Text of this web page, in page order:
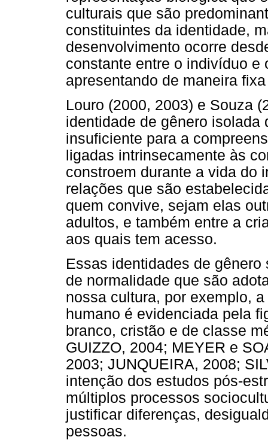
culturais que são
constituintes da identidade,
desenvolvimento ocorre
constante entre o indivíduo e
apresentando de maneira
Louro (2000, 2003) e Souza
identidade de gênero
insuficiente para a
ligadas intrinsecamente às
constroem durante a vida do
relações que são
quem convive, sejam elas
adultos, e também entre a
aos quais tem acesso.
Essas identidades de
de normalidade que são
nossa cultura, por exemplo,
humano é evidenciada pela
branco, cristão e de classe
GUIZZO, 2004; MEYER e
2003; JUNQUEIRA, 2008;
intenção dos estudos pós-
múltiplos processos
justificar diferenças,
pessoas.